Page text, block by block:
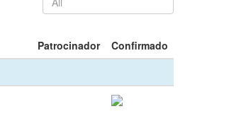
Patrocinador
Confirmado